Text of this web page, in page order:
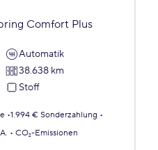
Comfort Plus
Automatik
38.638 km
Stoff
1.994 € Sonderzahlung
CO₂-Emissionen